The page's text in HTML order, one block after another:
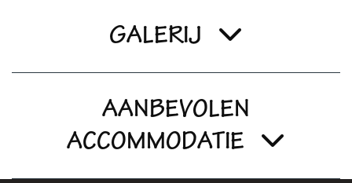
GALERIJ
AANBEVOLEN
ACCOMMODATIE